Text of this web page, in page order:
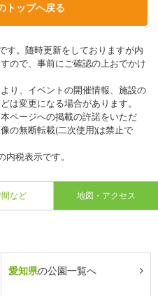
トップへ戻る
す。随時更新をしておりますが内
ので、事前にご確認の上おでかけ
り、イベントの開催情報、施設の
は変更になる場合があります。
ページへの掲載の許諾をいただ
の無断転載(二次使用)は禁止で
税表示です。
など 地図・アクセス
愛知県の公園一覧へ